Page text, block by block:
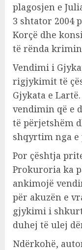
plagosjen e
3 shtator 2004
Korçë dhe
të rënda
Vendimi i
rigjykimit të
Gjykata e
vendimin që e
të përjetshëm
shqyrtim nga e
Por çështja
Prokuroria ka
ankimojë
për akuzën e
gjykimi i
duhej të ulej
Ndërkohë,